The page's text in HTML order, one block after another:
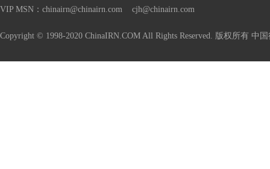
VIP MSN：chinairn@chinairn.com cjh@chinairn.com
Copyright © 1998-2020 ChinaIRN.COM All Rights Reserved. 版权所有 中